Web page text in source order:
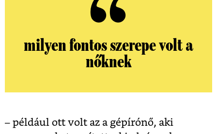
milyen fontos szerepe volt a
nőknek
– például ott volt az a gépírónő, aki